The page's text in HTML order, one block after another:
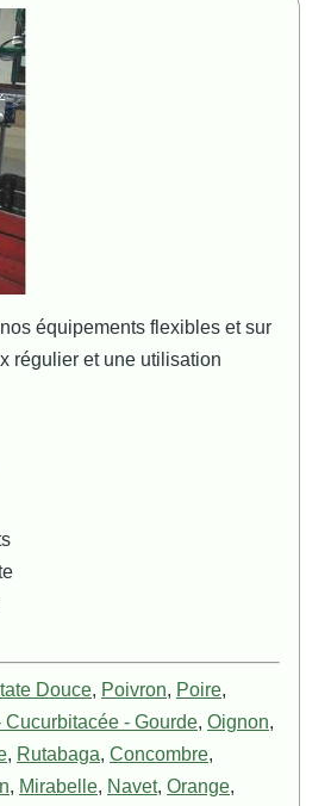
équipements flexibles et sur
régulier et une utilisation
Douce, Poivron, Poire,
Cucurbitacée - Gourde, Oignon,
, Rutabaga, Concombre,
, Mirabelle, Navet, Orange,